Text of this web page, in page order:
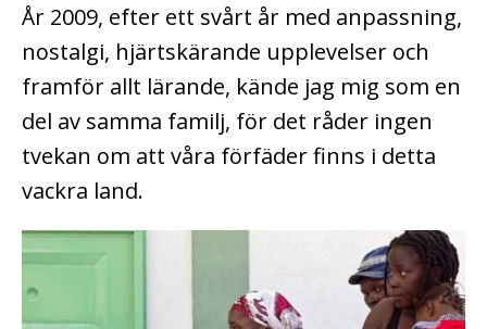
År 2009, efter ett svårt år med anpassning,
nostalgi, hjärtskärande upplevelser och
framför allt lärande, kände jag mig som en
del av samma familj, för det råder ingen
tvekan om att våra förfäder finns i detta
vackra land.